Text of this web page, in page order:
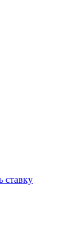
ставку